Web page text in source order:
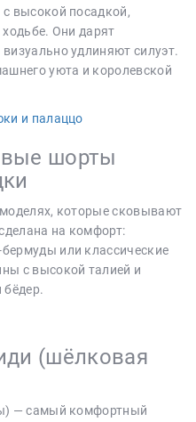
высокой посадкой,
Они дарят
удлиняют силуэт.
уюта и королевской
и палаццо
шорты
которые сковывают
на комфорт:
или классические
с высокой талией и
бёдер.
(шёлковая
— самый комфортный